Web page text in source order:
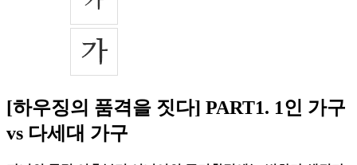
[하우징의 품격을 짓다] PART1. 1인 가구
vs 다세대 가구